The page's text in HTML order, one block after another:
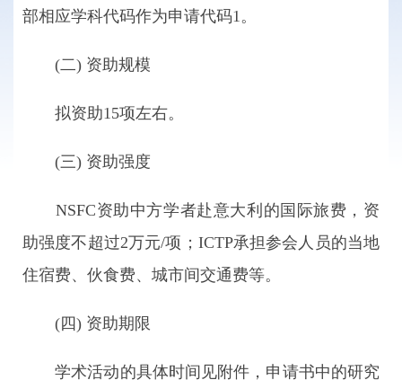
部相应学科代码作为申请代码1。
(二) 资助规模
拟资助15项左右。
(三) 资助强度
NSFC资助中方学者赴意大利的国际旅费，资
助强度不超过2万元/项；ICTP承担参会人员的当地
住宿费、伙食费、城市间交通费等。
(四) 资助期限
学术活动的具体时间见附件，申请书中的研究